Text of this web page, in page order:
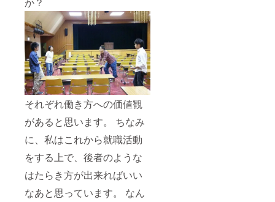
それぞれ働き方への価値観
があると思います。 ちなみ
に、私はこれから就職活動
をする上で、後者のような
はたらき方が出来ればいい
なあと思っています。 なん